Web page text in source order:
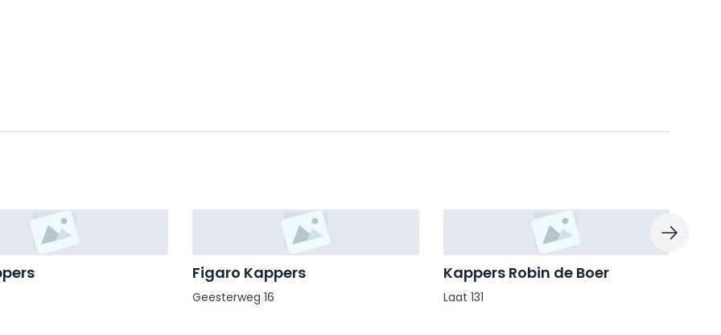
Figaro Kappers
Geesterweg 16
Kappers Robin de Boer
Laat 131